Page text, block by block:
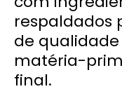
respaldados
de
matéria-
final.